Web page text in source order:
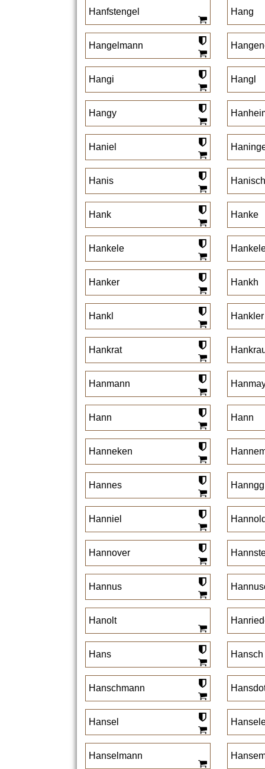
Hanfstengel Hang
Hangelmann
Hangi Hangl
Hangy
Haniel
Hanis Hanisch
Hank Hanke
Hankele
Hanker Hankh
Hankl Hankler
Hankrat
Hanmann
Hann Hann
Hanneken
Hannes Hanngg
Hanniel
Hannover
Hannus
Hanolt
Hans Hansch
Hanschmann
Hansel
Hanselmann